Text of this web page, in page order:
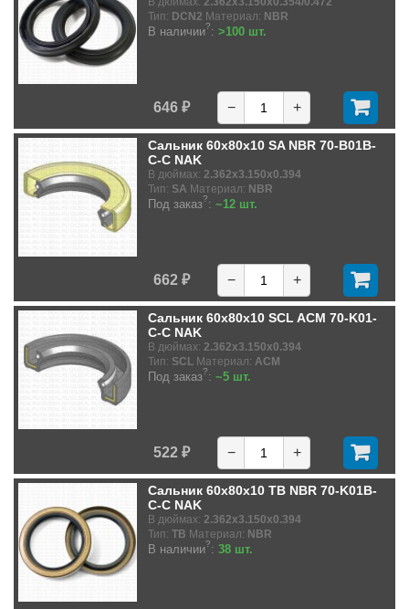
Тип: DCN2 Материал: NBR
В наличии?: >100 шт.
646 ₽ − +
Сальник 60x80x10 SA NBR 70-B01B-
C-C NAK
В дюймах: 2.362x3.150x0.394
Тип: SA Материал: NBR
Под заказ?: ~12 шт.
662 ₽ − +
Сальник 60x80x10 SCL ACM 70-K01-
C-C NAK
В дюймах: 2.362x3.150x0.394
Тип: SCL Материал: ACM
Под заказ?: ~5 шт.
522 ₽ − +
Сальник 60x80x10 TB NBR 70-K01B-
C-C NAK
В дюймах: 2.362x3.150x0.394
Тип: TB Материал: NBR
В наличии?: 38 шт.